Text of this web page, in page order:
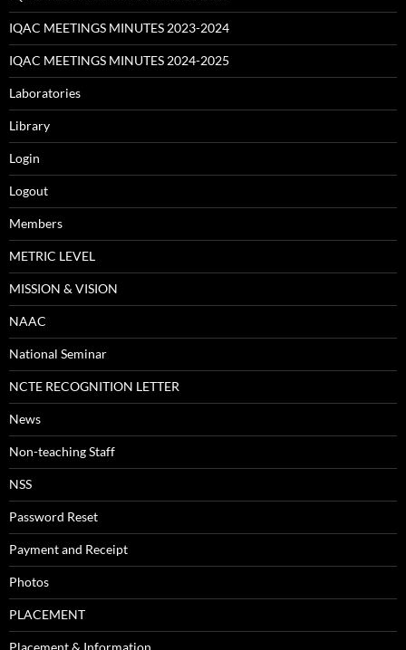
IQAC MEETINGS MINUTES 2023-2024
IQAC MEETINGS MINUTES 2024-2025
Laboratories
Library
Login
Logout
Members
METRIC LEVEL
MISSION & VISION
NAAC
National Seminar
NCTE RECOGNITION LETTER
News
Non-teaching Staff
NSS
Password Reset
Payment and Receipt
Photos
PLACEMENT